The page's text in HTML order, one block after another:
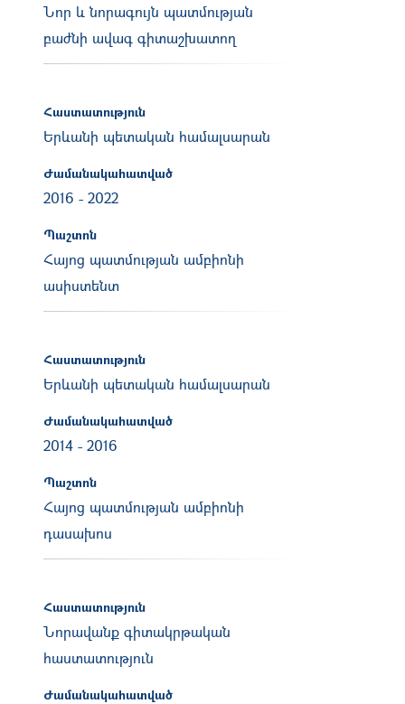
Նոր և նորագույն պատմության
բաժնի ավագ գիտաշխատող
Հաստատություն
Երևանի պետական համալսարան
Ժամանակահատված
2016 - 2022
Պաշտոն
Հայոց պատմության ամբիոնի
ասիստենտ
Հաստատություն
Երևանի պետական համալսարան
Ժամանակահատված
2014 - 2016
Պաշտոն
Հայոց պատմության ամբիոնի
դասախոս
Հաստատություն
Նորավանք գիտակրթական
հաստատություն
Ժամանակահատված